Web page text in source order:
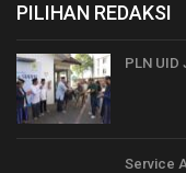
PILIHAN REDAKSI
PLN UID
Service